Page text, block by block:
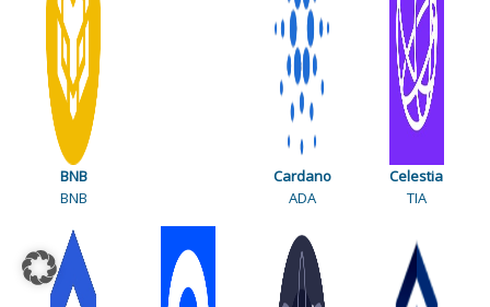
BNB
BNB
Cardano
ADA
Celestia
TIA